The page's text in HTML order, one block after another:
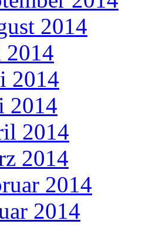
2014
2014
2014
2014
2014
2014
2014
2014